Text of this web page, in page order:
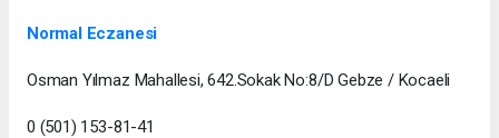
Normal Eczanesi
Osman Yılmaz Mahallesi, 642.Sokak No:8/D Gebze / Kocaeli
0 (501) 153-81-41